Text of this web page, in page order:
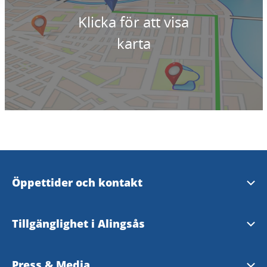
Klicka för att visa
karta
Öppettider och kontakt
Öppettider och kontakt
Tillgänglighet i Alingsås
Tillgänglighetsguide - TD